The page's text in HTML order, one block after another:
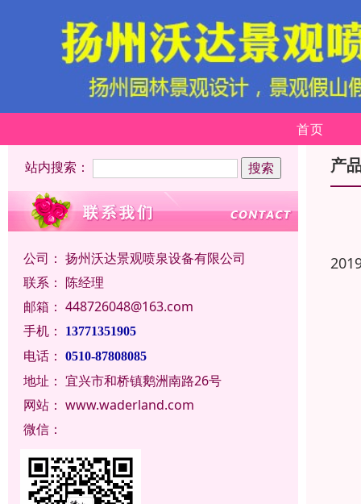
首页
站内搜索：
公司： 扬州沃达景观喷泉设备有限公司
联系： 陈经理
邮箱： 448726048@163.com
手机：
13771351905
电话： 0510-87808085
地址： 宜兴市和桥镇鹅洲南路26号
网站： www.waderland.com
微信：
产